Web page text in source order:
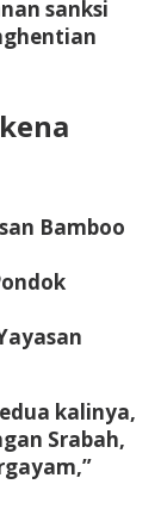
sanksi
Bamboo
kalinya,
Srabah,